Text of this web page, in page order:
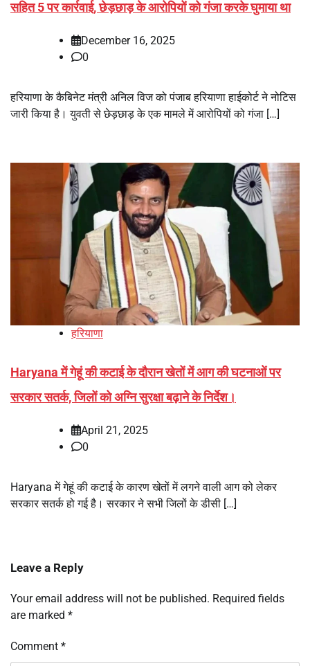
सहित 5 पर कार्रवाई, छेड़छाड़ के आरोपियों को गंजा करके घुमाया था
December 16, 2025
0
हरियाणा के कैबिनेट मंत्री अनिल विज को पंजाब हरियाणा हाईकोर्ट ने नोटिस
जारी किया है। युवती से छेड़छाड़ के एक मामले में आरोपियों को गंजा […]
हरियाणा
Haryana में गेहूं की कटाई के दौरान खेतों में आग की घटनाओं पर
सरकार सतर्क, जिलों को अग्नि सुरक्षा बढ़ाने के निर्देश।
April 21, 2025
0
Haryana में गेहूं की कटाई के कारण खेतों में लगने वाली आग को लेकर
सरकार सतर्क हो गई है। सरकार ने सभी जिलों के डीसी […]
Leave a Reply
Your email address will not be published. Required fields
are marked *
Comment *